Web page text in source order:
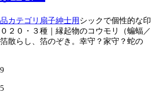
カテゴリ 扇子紳士用 シックで個性的な印
２０・３種｜縁起物のコウモリ（蝙蝠／
散らし、箔のぞき。幸守？家守？蛇の